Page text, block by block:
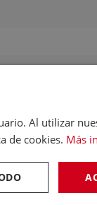
Al utilizar
de cookies. Más